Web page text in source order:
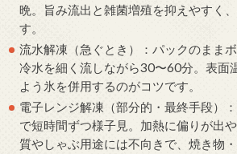
晩。旨み流出と雑菌増殖を抑えやすく
す。
流水解凍（急ぐとき）：パックのまま
冷水を細く流しながら30〜60分。表面
よう氷を併用するのがコツです。
電子レンジ解凍（部分的・最終手段）
で短時間ずつ様子見。加熱に偏りが出
質やしゃぶ用途には不向きで、焼き物